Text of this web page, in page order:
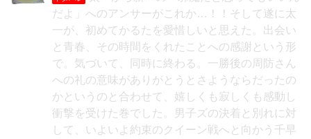
だよ」へのアンサーがこれか…！！そして遂に太
一が、初めてかるたを愛惜しいと思えた。出会い
と青春、その時間をくれたことへの感謝という形
で。気づいて、同時に終わる。一勝後の周防さん
への礼の意味がありがとうとさようならだったの
かというのと合わせて、嬉しくも寂しくも感動し
衝撃を受けた巻でした。男子ズの決着と別れに対
して、いよいよ約束のクイーン戦へと向かう千早